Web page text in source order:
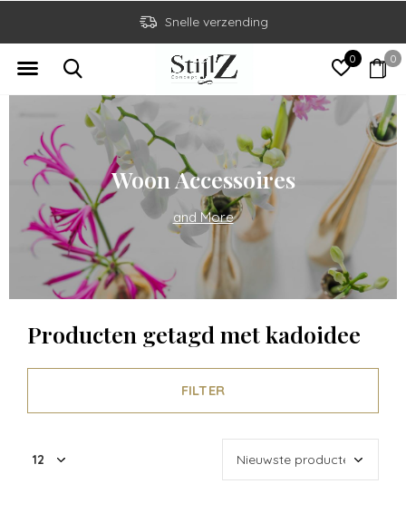
0 0
Snelle verzending
Woon Accessoires
and More
Producten getagd met kadoidee
FILTER